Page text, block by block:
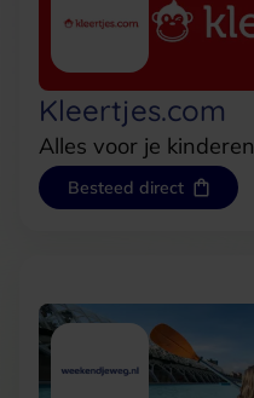
Kleertjes.com
Alles voor je kinderen
Besteed direct